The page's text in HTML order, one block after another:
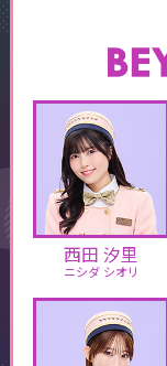
西田 汐里
ニシダ シオリ